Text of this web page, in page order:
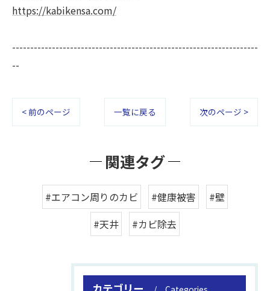
https://kabikensa.com/
--------------------------------------------------------------------
--
< 前のページ 一覧に戻る 次のページ >
関連タグ
#エアコン周りのカビ #健康被害
#壁
#天井
#カビ除去